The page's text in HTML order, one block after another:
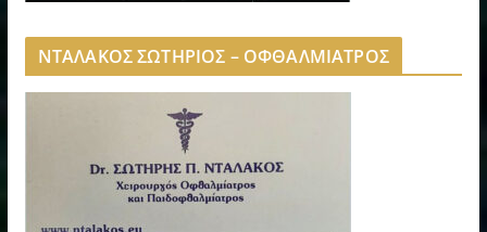
ΝΤΑΛΑΚΟΣ ΣΩΤΗΡΙΟΣ – ΟΦΘΑΛΜΙΑΤΡΟΣ